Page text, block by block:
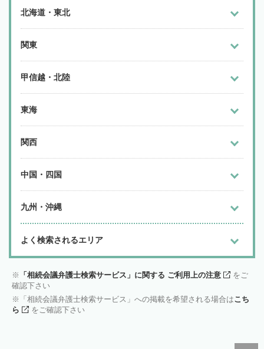
北海道・東北
関東
甲信越・北陸
東海
関西
中国・四国
九州・沖縄
よく検索されるエリア
「相続会議弁護士検索サービス」に関する ご利用上の注意
をご
確認下さい
「相続会議弁護士検索サービス」への掲載を希望される場合はこち
ら
をご確認下さい